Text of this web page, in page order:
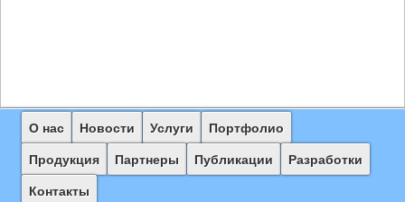
Главное
меню
Перейти
к
основному
Перейти
к
дополнительному
О нас Новости Услуги
Портфолио
Продукция
Партнеры Публикации
Разработки
Контакты